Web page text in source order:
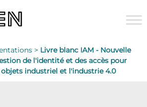
> Livre blanc IAM - Nouvelle
de l'identité et des accès pour
industriel et l'industrie 4.0